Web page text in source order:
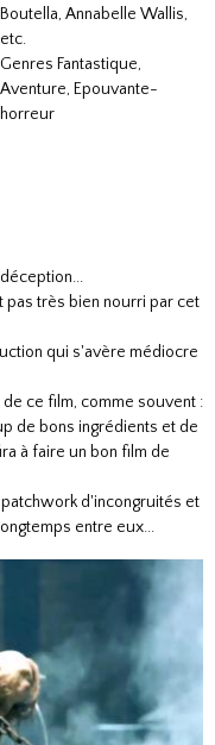
Boutella, Annabelle Wallis,
etc.
Genres Fantastique,
Aventure, Epouvante-
horreur
pas très bien nourri par cet
qui s'avère médiocre
ce film, comme souvent :
de bons ingrédients et de
à faire un bon film de
patchwork d'incongruités et
entre eux...